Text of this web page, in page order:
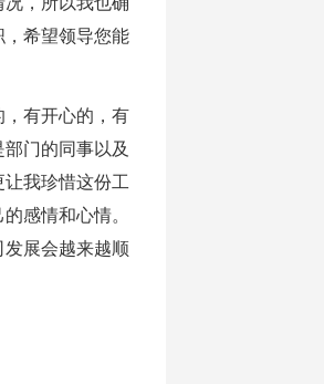
希望领导您能
有开心的，有
门的同事以及
我珍惜这份工
感情和心情。
展会越来越顺